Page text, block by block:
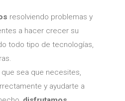
resolviendo problemas y
a hacer crecer su
todo tipo de tecnologías,
que sea que necesites,
y ayudarte a